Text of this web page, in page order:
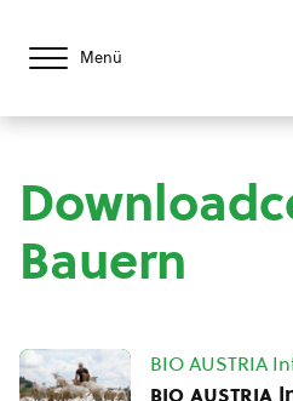
Menü
Bauern
BIO AUSTRIA
bio austria